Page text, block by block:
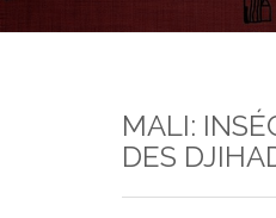
MALI:
DES